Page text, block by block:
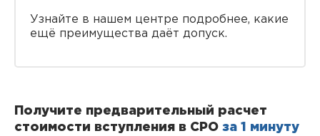
Узнайте в нашем центре подробнее, какие
ещё преимущества даёт допуск.
Получите предварительный расчет
стоимости вступления в СРО за 1 минуту